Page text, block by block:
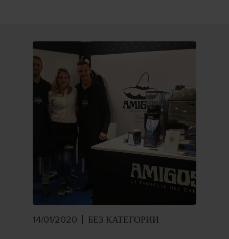
14/01/2020 БЕЗ КАТЕГОРИИ